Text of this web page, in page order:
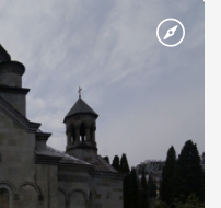
Василем-християнином.
Херсонесу Таврійського